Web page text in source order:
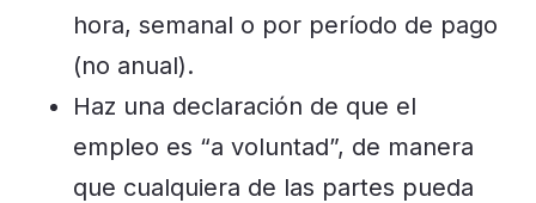
hora, semanal o por período de pago
(no anual).
Haz una declaración de que el
empleo es “a voluntad”, de manera
que cualquiera de las partes pueda